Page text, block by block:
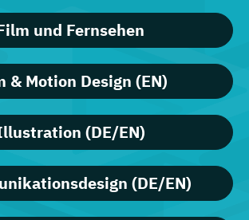
und Fernsehen
& Motion Design (EN)
(DE/EN)
(DE/EN)